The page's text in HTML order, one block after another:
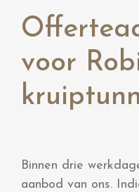
voor
Binnen drie
aanbod van ons.